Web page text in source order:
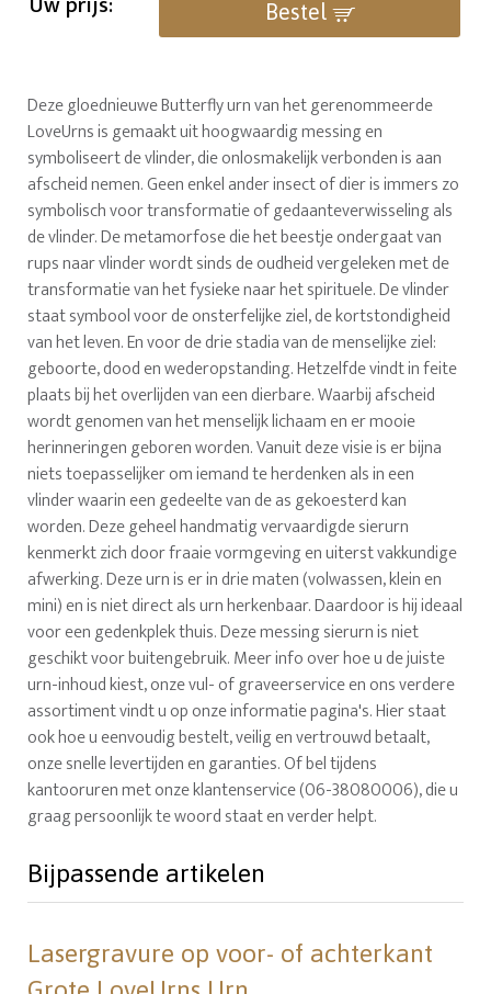
Bestel
Deze gloednieuwe Butterfly urn van het gerenommeerde
LoveUrns is gemaakt uit hoogwaardig messing en
symboliseert de vlinder, die onlosmakelijk verbonden is aan
afscheid nemen. Geen enkel ander insect of dier is immers zo
symbolisch voor transformatie of gedaanteverwisseling als
de vlinder. De metamorfose die het beestje ondergaat van
rups naar vlinder wordt sinds de oudheid vergeleken met de
transformatie van het fysieke naar het spirituele. De vlinder
staat symbool voor de onsterfelijke ziel, de kortstondigheid
van het leven. En voor de drie stadia van de menselijke ziel:
geboorte, dood en wederopstanding. Hetzelfde vindt in feite
plaats bij het overlijden van een dierbare. Waarbij afscheid
wordt genomen van het menselijk lichaam en er mooie
herinneringen geboren worden. Vanuit deze visie is er bijna
niets toepasselijker om iemand te herdenken als in een
vlinder waarin een gedeelte van de as gekoesterd kan
worden. Deze geheel handmatig vervaardigde sierurn
kenmerkt zich door fraaie vormgeving en uiterst vakkundige
afwerking. Deze urn is er in drie maten (volwassen, klein en
mini) en is niet direct als urn herkenbaar. Daardoor is hij ideaal
voor een gedenkplek thuis. Deze messing sierurn is niet
geschikt voor buitengebruik. Meer info over hoe u de juiste
urn-inhoud kiest, onze vul- of graveerservice en ons verdere
assortiment vindt u op onze informatie pagina's. Hier staat
ook hoe u eenvoudig bestelt, veilig en vertrouwd betaalt,
onze snelle levertijden en garanties. Of bel tijdens
kantooruren met onze klantenservice (06-38080006), die u
graag persoonlijk te woord staat en verder helpt.
Bijpassende artikelen
Lasergravure op voor- of achterkant